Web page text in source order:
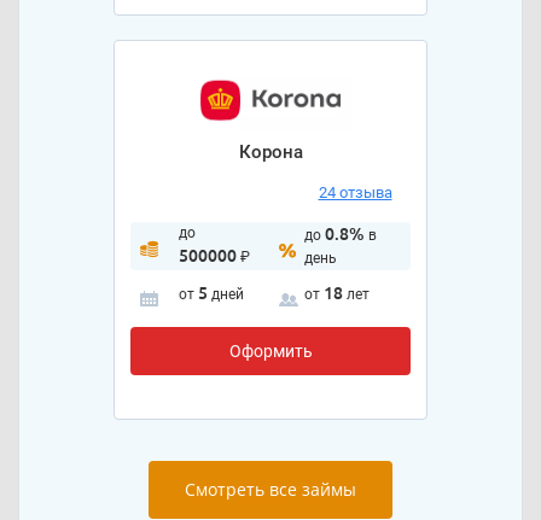
Корона
24 отзыва
до
500000₽
до 0.8% в
день
от 5 дней от 18 лет
Оформить
Смотреть все займы